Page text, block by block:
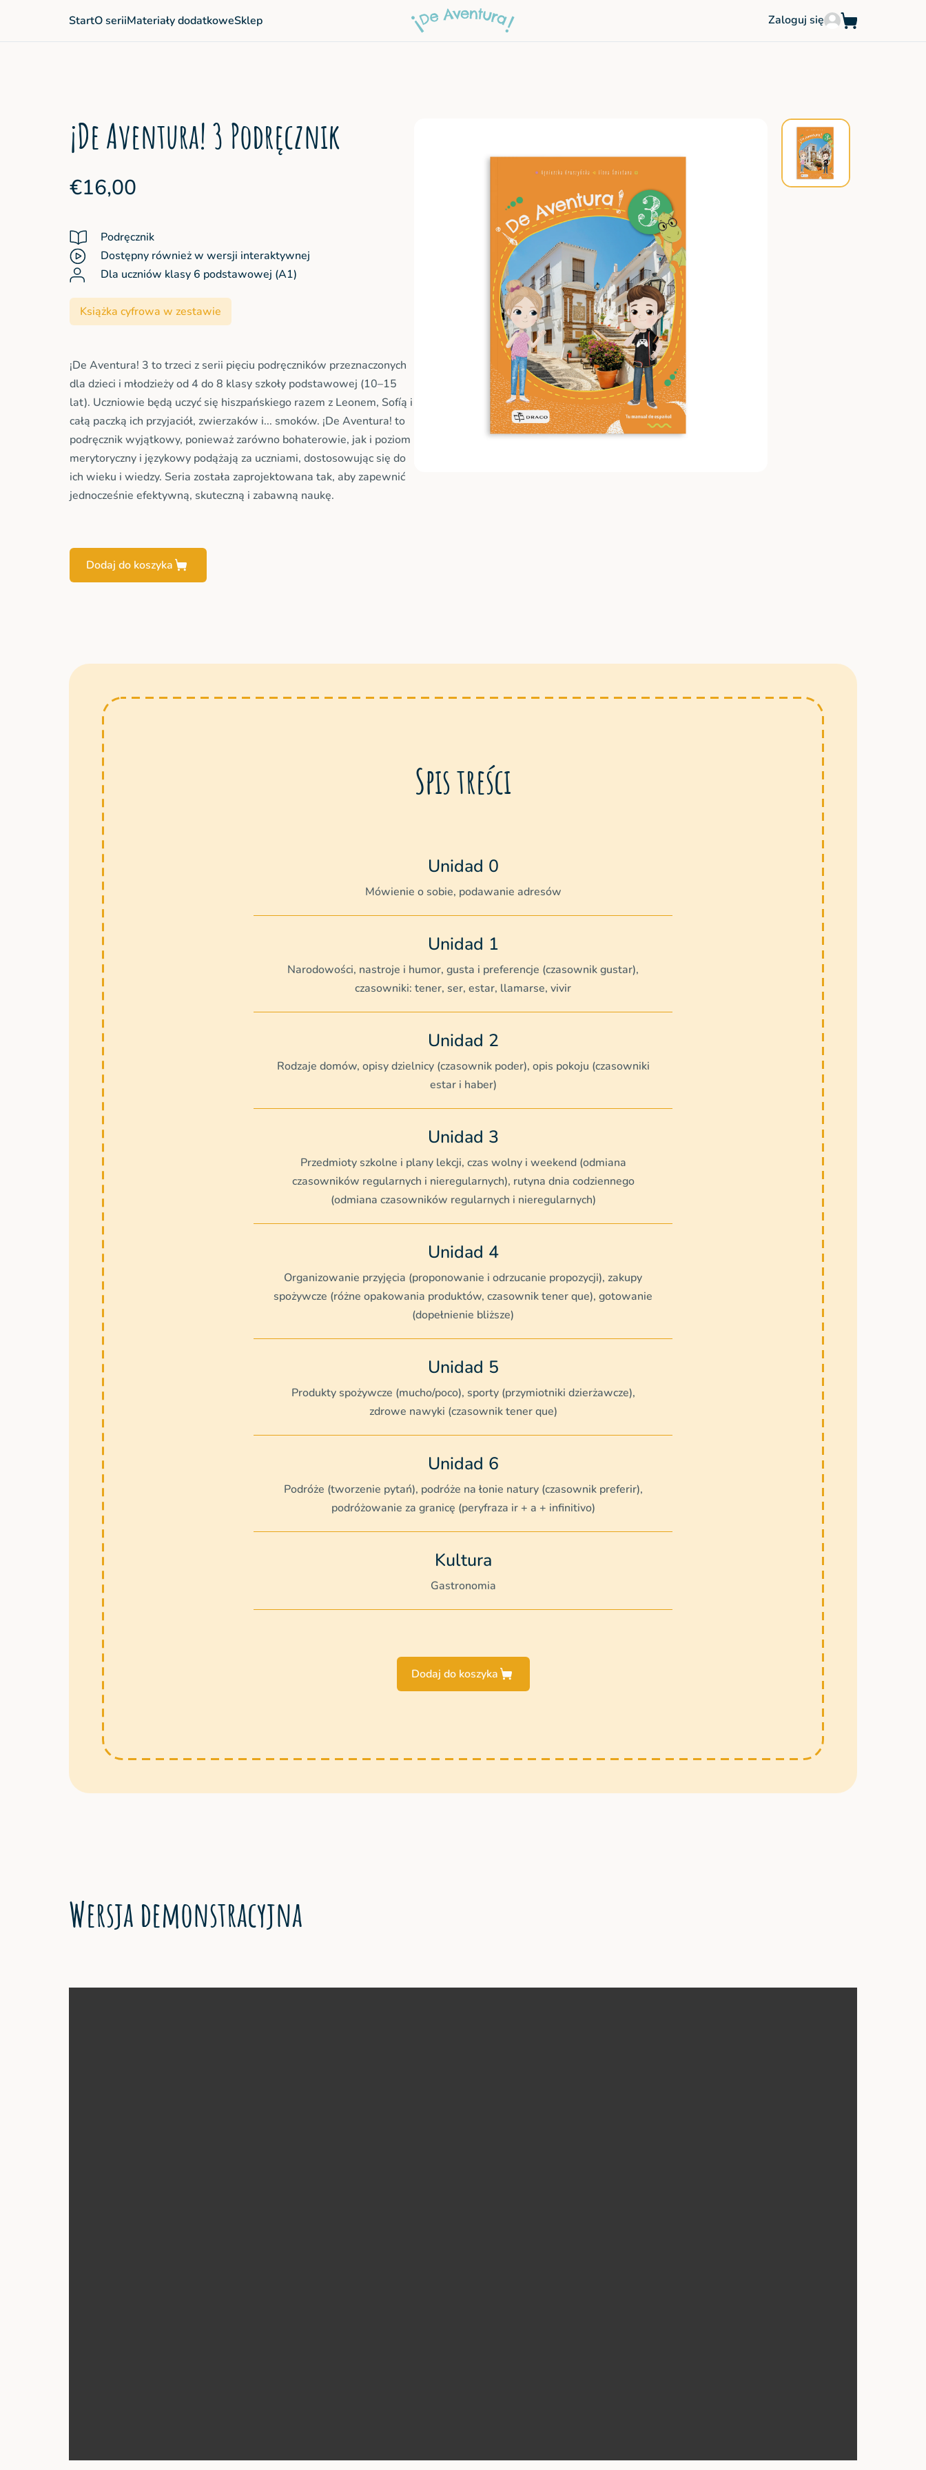
StartO seriiMateriały dodatkoweSklep Zaloguj się
¡De Aventura! 3 Podręcznik
€16,00
Podręcznik
Dostępny również w wersji interaktywnej
Dla uczniów klasy 6 podstawowej (A1)
Książka cyfrowa w zestawie
¡De Aventura! 3 to trzeci z serii pięciu podręczników przeznaczonych
dla dzieci i młodzieży od 4 do 8 klasy szkoły podstawowej (10–15
lat). Uczniowie będą uczyć się hiszpańskiego razem z Leonem, Sofíą i
całą paczką ich przyjaciół, zwierzaków i... smoków. ¡De Aventura! to
podręcznik wyjątkowy, ponieważ zarówno bohaterowie, jak i poziom
merytoryczny i językowy podążają za uczniami, dostosowując się do
ich wieku i wiedzy. Seria została zaprojektowana tak, aby zapewnić
jednocześnie efektywną, skuteczną i zabawną naukę.
Dodaj do koszyka
Spis treści
Unidad 0
Mówienie o sobie, podawanie adresów
Unidad 1
Narodowości, nastroje i humor, gusta i preferencje (czasownik gustar),
czasowniki: tener, ser, estar, llamarse, vivir
Unidad 2
Rodzaje domów, opisy dzielnicy (czasownik poder), opis pokoju (czasowniki
estar i haber)
Unidad 3
Przedmioty szkolne i plany lekcji, czas wolny i weekend (odmiana
czasowników regularnych i nieregularnych), rutyna dnia codziennego
(odmiana czasowników regularnych i nieregularnych)
Unidad 4
Organizowanie przyjęcia (proponowanie i odrzucanie propozycji), zakupy
spożywcze (różne opakowania produktów, czasownik tener que), gotowanie
(dopełnienie bliższe)
Unidad 5
Produkty spożywcze (mucho/poco), sporty (przymiotniki dzierżawcze),
zdrowe nawyki (czasownik tener que)
Unidad 6
Podróże (tworzenie pytań), podróże na łonie natury (czasownik preferir),
podróżowanie za granicę (peryfraza ir + a + infinitivo)
Kultura
Gastronomia
Dodaj do koszyka
Wersja demonstracyjna